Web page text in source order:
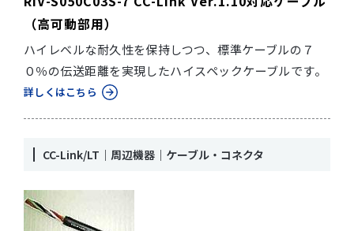
（高可動部用）
ハイレベルな耐久性を保持しつつ、標準ケーブルの７
０％の伝送距離を実現したハイスペックケーブルです。
詳しくはこちら
CC-Link/LT｜周辺機器｜ケーブル・コネクタ